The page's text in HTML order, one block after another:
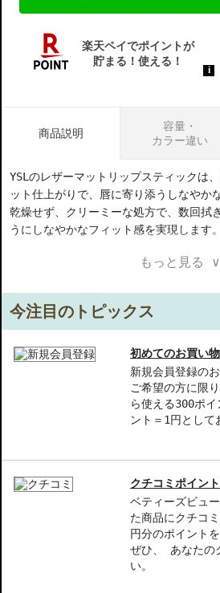
商品説明
容量・
カラー違い
YSLのレザーマットリップスティックは
ット仕上がりで、唇に寄り添うしなやか
乾燥せず、クリーミーな処方で、数回拭
うにしなやかなフィット感を実現します
◇こちらの商品は代引きでの発送ができ
いただいた場合は、コンビニ後払いに変
承ください。
◇こちらの商品は、ヤマト運輸、佐川急
をさせて頂きます。配送便のご指定はで
◇お届け日・お時間帯指定は承っておりま
◇配送伝票の依頼主名、納品書に弊社以
◇上記注意書き記載がある商品の合計金
別途手数料が発生する場合があります。
◇1件のご注文でも倉庫が異なる場合や配
して配送する場合がございます。予めご
書は分割してそれぞれの荷物に同梱され
ざいませんのでご安心ください。
◇この商品はラッピングができません。
もっと見る ∨
今注目のトピックス
初めてのお買い
新規会員登録の
ご希望の方に限
ら使える300ポ
ント＝1円として
クチコミポイン
ベティーズビュ
た商品にクチコ
円分のポイント
ぜひ、 あなたの
い。